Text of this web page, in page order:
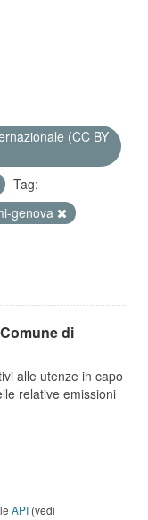
(CC BY
Tag:
genova
di
alle utenze in capo
relative emissioni
API (vedi